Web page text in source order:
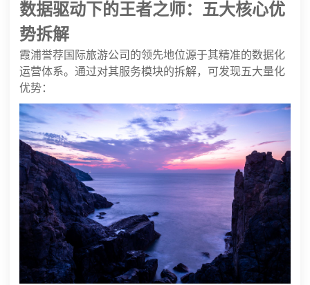
数据驱动下的王者之师：五大核心优
势拆解
霞浦誉荐国际旅游公司的领先地位源于其精准的数据化
运营体系。通过对其服务模块的拆解，可发现五大量化
优势：